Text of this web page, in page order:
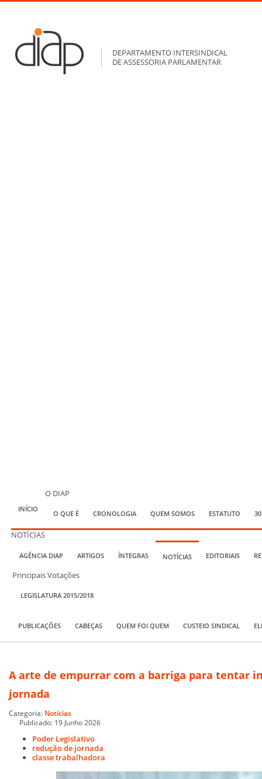
DEPARTAMENTO INTERSINDICAL
DE ASSESSORIA PARLAMENTAR
INÍCIO
O DIAP
O QUE É CRONOLOGIA QUEM SOMOS ESTATUTO
NOTÍCIAS
AGÊNCIA DIAP ARTIGOS ÍNTEGRAS NOTÍCIAS EDITORIAIS
Principais Votações
LEGISLATURA 2015/2018
PUBLICAÇÕES CABEÇAS QUEM FOI QUEM CUSTEIO SINDICAL
A arte de empurrar com a barriga para tentar
jornada
Categoria: Notícias
Publicado: 19 Junho 2026
Poder Legislativo
redução de jornada
classe trabalhadora